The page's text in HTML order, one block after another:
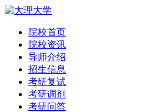
院校首页
院校资讯
导师介绍
招生信息
考研复试
考研调剂
考研问答